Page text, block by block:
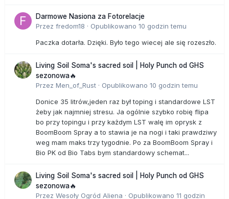
Darmowe Nasiona za Fotorelacje
Przez fredom18 · Opublikowano 10 godzin temu
Paczka dotarła. Dzięki. Było tego wiecej ale się rozeszło.
Living Soil Soma's sacred soil | Holy Punch od GHS
sezonowa🔥
Przez Men_of_Rust · Opublikowano 10 godzin temu
Donice 35 litrów,jeden raz był toping i standardowe LST
żeby jak najmniej stresu. Ja ogólnie szybko robię flipa
bo przy topingu i przy każdym LST walę im oprysk z
BoomBoom Spray a to stawia je na nogi i taki prawdziwy
weg mam maks trzy tygodnie. Po za BoomBoom Spray i
Bio PK od Bio Tabs bym standardowy schemat...
Living Soil Soma's sacred soil | Holy Punch od GHS
sezonowa🔥
Przez Wesoły Ogród Aliena · Opublikowano 11 godzin